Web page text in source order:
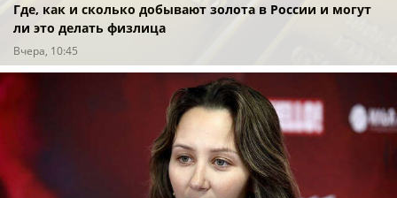
Где, как и сколько добывают золота в России и могут
ли это делать физлица
Вчера, 10:45